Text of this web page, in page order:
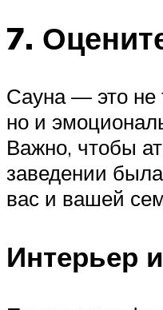
7.
Сауна — это не
но и
Важно, чтобы
заведении
вас и вашей
Интерьер